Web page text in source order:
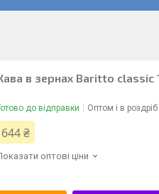
в зернах Baritto classic
до відправки Оптом і в роздріб
644 ₴
оптові ціни